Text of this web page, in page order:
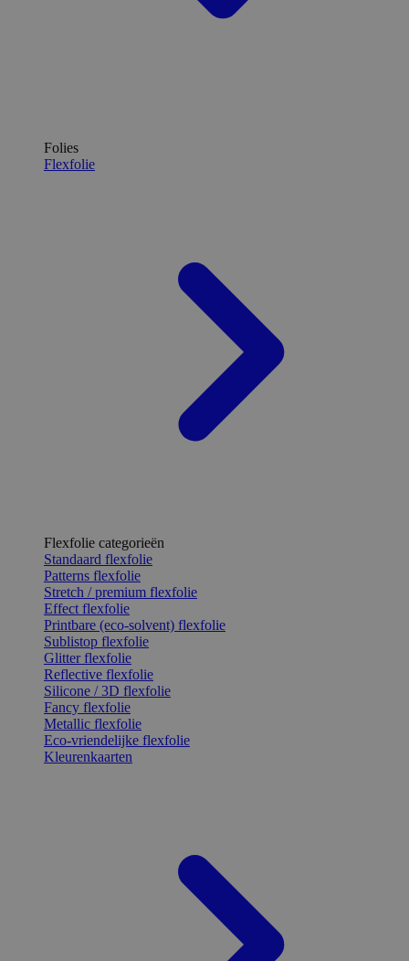
Folies
Flexfolie
Flexfolie categorieën
Standaard flexfolie
Patterns flexfolie
Stretch / premium flexfolie
Effect flexfolie
Printbare (eco-solvent) flexfolie
Sublistop flexfolie
Glitter flexfolie
Reflective flexfolie
Silicone / 3D flexfolie
Fancy flexfolie
Metallic flexfolie
Eco-vriendelijke flexfolie
Kleurenkaarten